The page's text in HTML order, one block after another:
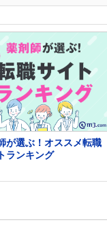
が選ぶ！オススメ転職
ランキング